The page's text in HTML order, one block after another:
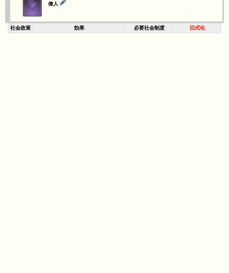
偉人
社会政策 効果 必要社会制度 旧式化